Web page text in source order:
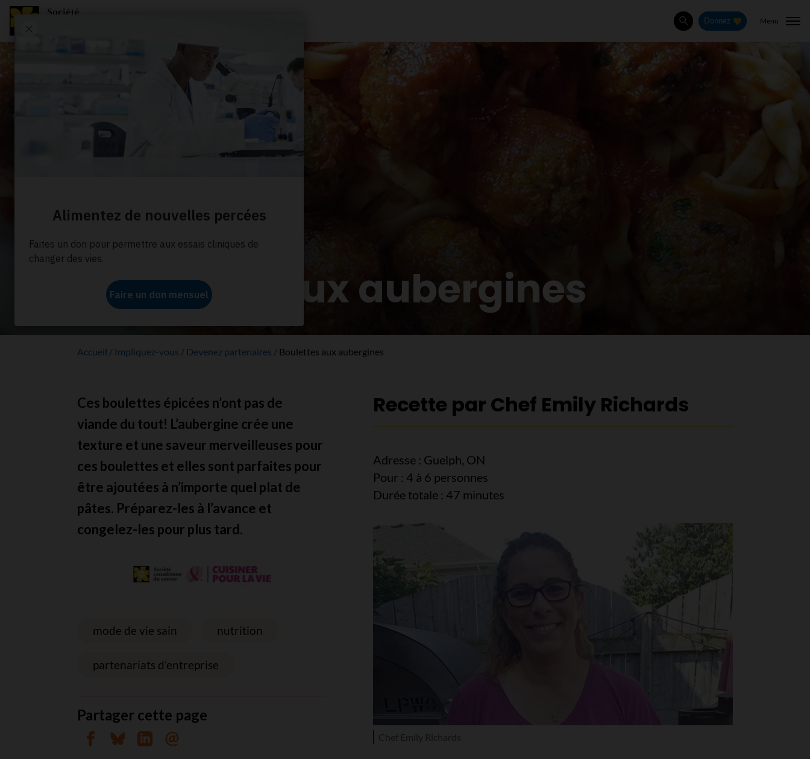
Rechercher
Donnez Menu
Recette
Boulettes aux aubergines
Accueil Impliquez-vous Devenez partenaires Boulettes aux aubergines
Ces boulettes épicées n’ont pas de
viande du tout! L’aubergine crée une
texture et une saveur merveilleuses pour
ces boulettes et elles sont parfaites pour
être ajoutées à n’importe quel plat de
pâtes. Préparez-les à l’avance et
congelez-les pour plus tard.
mode de vie sain nutrition
partenariats d’entreprise
Partager cette page
Partager sur Facebook
Partager sur Bluesky
Partager sur Linkedin
Envoyer par courriel
Recette par Chef Emily Richards
Adresse : Guelph, ON
Pour : 4 à 6 personnes
Durée totale : 47 minutes